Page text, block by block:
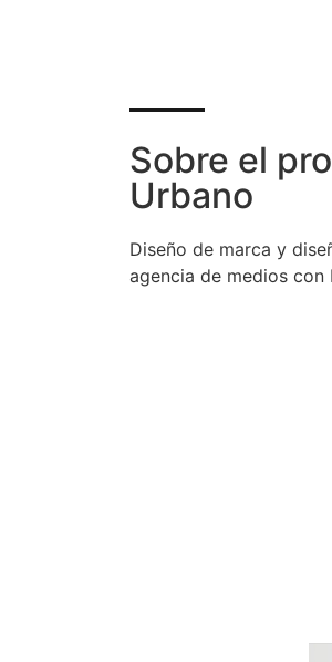
Sobre el
Urbano
Diseño de marca y
agencia de medios con